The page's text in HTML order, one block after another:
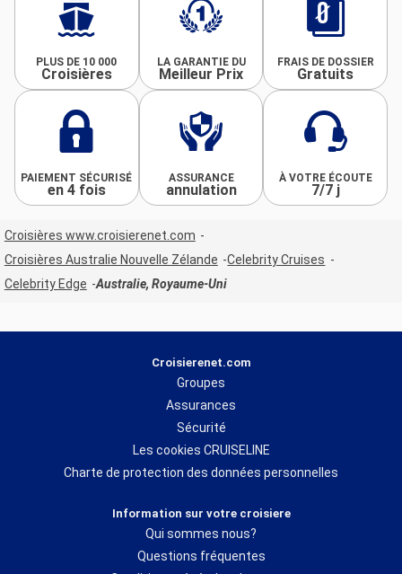
PLUS DE 10 000
Croisières
LA GARANTIE DU
Meilleur Prix
FRAIS DE DOSSIER
Gratuits
PAIEMENT SÉCURISÉ
en 4 fois
ASSURANCE
annulation
À VOTRE ÉCOUTE
7/7 j
Croisières www.croisierenet.com
Croisières Australie Nouvelle Zélande
Celebrity Cruises
Celebrity Edge
Australie, Royaume-Uni
Croisierenet.com
Groupes
Assurances
Sécurité
Les cookies CRUISELINE
Charte de protection des données personnelles
Information sur votre croisiere
Qui sommes nous?
Questions fréquentes